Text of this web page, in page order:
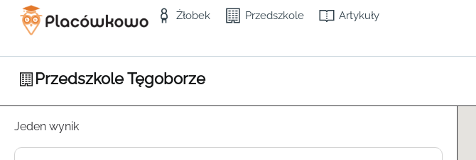
Żłobek Przedszkole Artykuły
Przedszkole Tęgoborze
Jeden wynik